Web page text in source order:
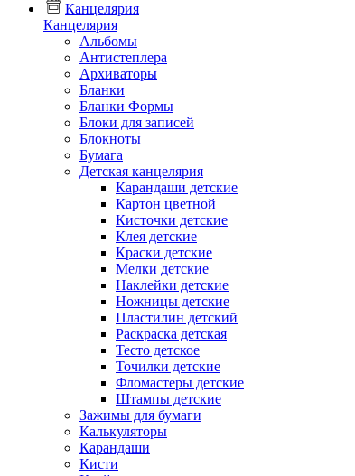
Канцелярия
Канцелярия
Альбомы
Антистеплера
Архиваторы
Бланки
Бланки Формы
Блоки для записей
Блокноты
Бумага
Детская канцелярия
Карандаши детские
Картон цветной
Кисточки детские
Клея детские
Краски детские
Мелки детские
Наклейки детские
Ножницы детские
Пластилин детский
Раскраска детская
Тесто детское
Точилки детские
Фломастеры детские
Штампы детские
Зажимы для бумаги
Калькуляторы
Карандаши
Кисти